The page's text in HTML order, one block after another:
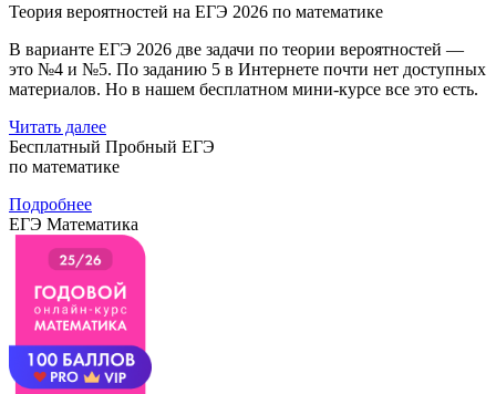
Теория вероятностей на ЕГЭ 2026 по математике
В варианте ЕГЭ 2026 две задачи по теории вероятностей —
это №4 и №5. По заданию 5 в Интернете почти нет доступных
материалов. Но в нашем бесплатном мини-курсе все это есть.
Читать далее
Бесплатный Пробный ЕГЭ
по математике
Подробнее
ЕГЭ Математика